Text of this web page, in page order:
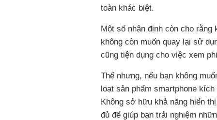
toàn khác biệt.
Một số nhận định còn cho
không còn muốn quay lại sử
cũng tiện dụng cho việc xem
Thế nhưng, nếu bạn không
loạt sản phẩm smartphone
Không sở hữu khả năng hiển
đủ để giúp bạn trải nghiệm